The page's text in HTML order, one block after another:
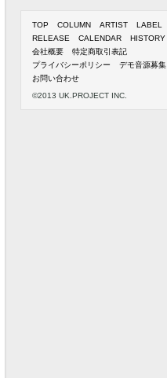
TOP COLUMN ARTIST
LABEL
RELEASE
CALENDAR
HISTORY
会社概要
特定商取引表記
プライバシーポリシー
デモ音源募集
お問い合わせ
©2013 UK.PROJECT INC.